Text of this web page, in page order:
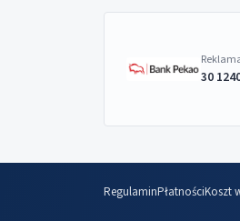
30
RegulaminPłatnościKoszt